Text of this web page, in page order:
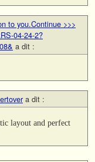
to you.Continue >>>
04-24-2?
a dit :
a dit :
layout and perfect